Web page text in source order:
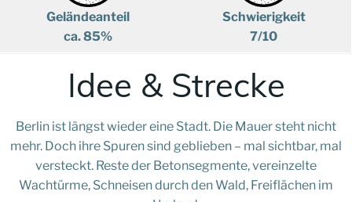
Geländeanteil
ca. 85%
Schwierigkeit
7/10
Idee & Strecke
Berlin ist längst wieder eine Stadt. Die Mauer steht nicht
mehr. Doch ihre Spuren sind geblieben – mal sichtbar, mal
versteckt. Reste der Betonsegmente, vereinzelte
Wachtürme, Schneisen durch den Wald, Freiflächen im